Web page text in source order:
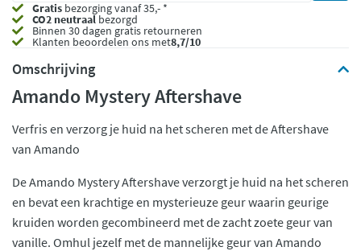
Gratis bezorging vanaf 35,- *
CO2 neutraalbezorgd
Binnen 30 dagen gratis retourneren
Klanten beoordelen ons met8,7/10
Omschrijving
Amando Mystery Aftershave
Verfris en verzorg je huid na het scheren met de Aftershave
van Amando
De Amando Mystery Aftershave verzorgt je huid na het scheren
en bevat een krachtige en mysterieuze geur waarin geurige
kruiden worden gecombineerd met de zacht zoete geur van
vanille. Omhul jezelf met de mannelijke geur van Amando